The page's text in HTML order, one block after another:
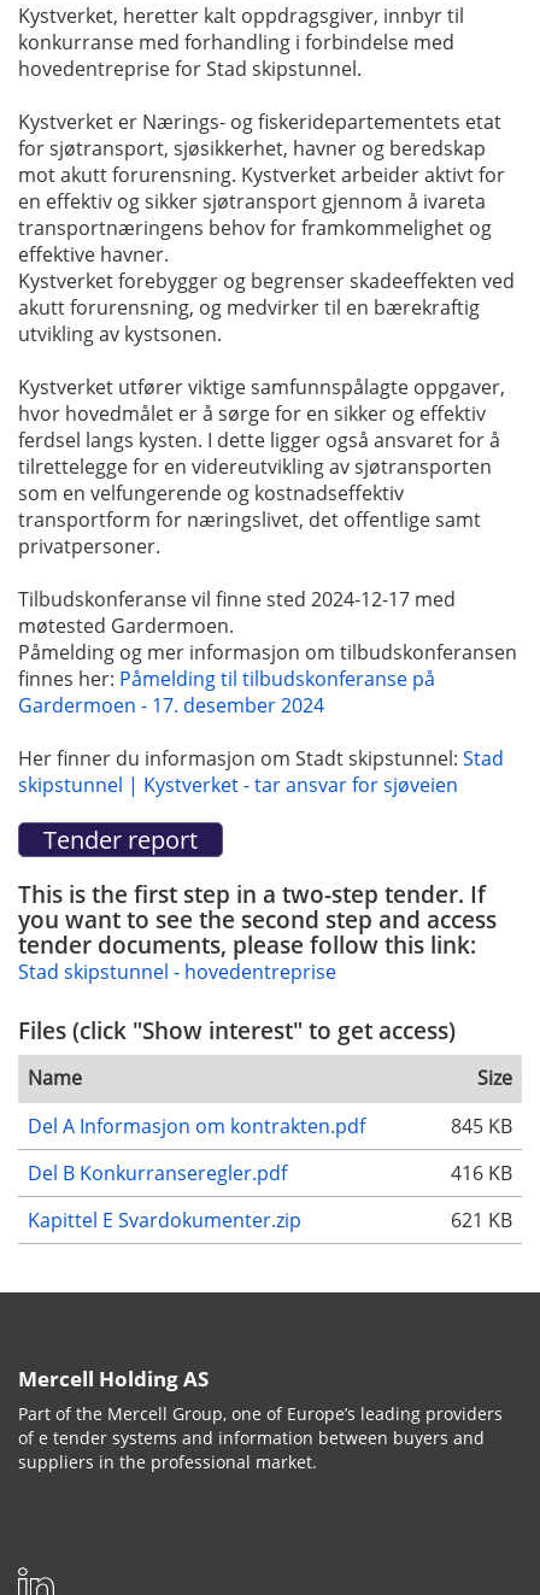
Kystverket, heretter kalt oppdragsgiver, innbyr til
konkurranse med forhandling i forbindelse med
hovedentreprise for Stad skipstunnel.
Kystverket er Nærings- og fiskeridepartementets etat
for sjøtransport, sjøsikkerhet, havner og beredskap
mot akutt forurensning. Kystverket arbeider aktivt for
en effektiv og sikker sjøtransport gjennom å ivareta
transportnæringens behov for framkommelighet og
effektive havner.
Kystverket forebygger og begrenser skadeeffekten ved
akutt forurensning, og medvirker til en bærekraftig
utvikling av kystsonen.
Kystverket utfører viktige samfunnspålagte oppgaver,
hvor hovedmålet er å sørge for en sikker og effektiv
ferdsel langs kysten. I dette ligger også ansvaret for å
tilrettelegge for en videreutvikling av sjøtransporten
som en velfungerende og kostnadseffektiv
transportform for næringslivet, det offentlige samt
privatpersoner.
Tilbudskonferanse vil finne sted 2024-12-17 med
møtested Gardermoen.
Påmelding og mer informasjon om tilbudskonferansen
finnes her: Påmelding til tilbudskonferanse på
Gardermoen - 17. desember 2024
Her finner du informasjon om Stadt skipstunnel: Stad
skipstunnel | Kystverket - tar ansvar for sjøveien
This is the first step in a two-step tender. If
you want to see the second step and access
tender documents, please follow this link:
Stad skipstunnel - hovedentreprise
Files (click "Show interest" to get access)
Name
Size
Del A Informasjon om kontrakten.pdf
845 KB
Del B Konkurranseregler.pdf
416 KB
Kapittel E Svardokumenter.zip
621 KB
Mercell Holding AS
Part of the Mercell Group, one of Europe’s leading providers
of e tender systems and information between buyers and
suppliers in the professional market.